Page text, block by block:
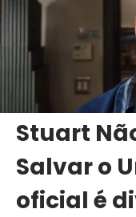
Stuart
Salvar o
oficial é